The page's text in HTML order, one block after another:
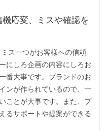
応変、ミスや確認を
ス一つがお客様への信頼
にしろ企画の内容にしろお
番大事です。ブランドのお
ンが作られているので、一
ことが大事です。また、ブ
るサポートや提案ができる